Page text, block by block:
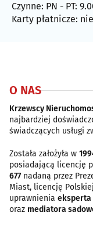
Czynne: PN - PT:
Karty płatnicze: nie
O NAS
Krzewscy
najbardziej
świadczących usługi
Została założyła w
posiadającą licencję
677nadaną przez
Miast, licencję
uprawnienia eksperta
oraz mediatora